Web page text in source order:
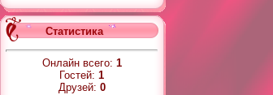
Статистика
Онлайн всего: 1
Гостей: 1
Друзей: 0